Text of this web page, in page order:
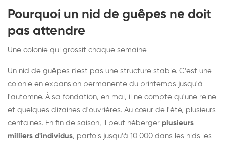
Pourquoi un nid de guêpes ne doit
pas attendre
Une colonie qui grossit chaque semaine
Un nid de guêpes n'est pas une structure stable. C'est une
colonie en expansion permanente du printemps jusqu'à
l'automne. À sa fondation, en mai, il ne compte qu'une reine
et quelques dizaines d'ouvrières. Au cœur de l'été, plusieurs
centaines. En fin de saison, il peut héberger plusieurs
milliers d'individus, parfois jusqu'à 10 000 dans les nids les